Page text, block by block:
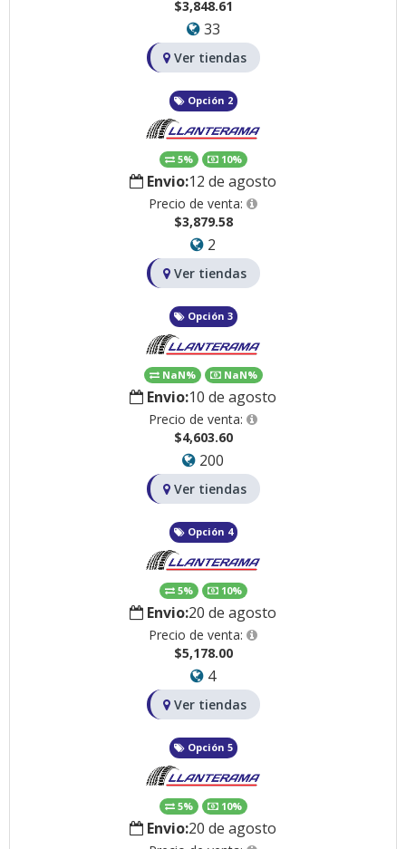
$3,848.61
33
Ver tiendas
Opción 2
5% 10%
Envio:12 de agosto
Precio de venta:
$3,879.58
2
Ver tiendas
Opción 3
NaN% NaN%
Envio:10 de agosto
Precio de venta:
$4,603.60
200
Ver tiendas
Opción 4
5% 10%
Envio:20 de agosto
Precio de venta:
$5,178.00
4
Ver tiendas
Opción 5
5% 10%
Envio:20 de agosto